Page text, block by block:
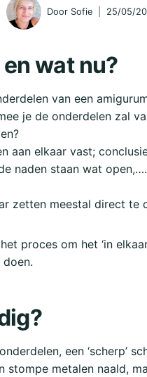
Door Sofie 25/05/
wat nu?
van een
je de onderdelen zal
aan elkaar vast;
naden staan wat open,….
zetten meestal direct te
proces om het ‘in
een ‘scherp’
stompe metalen naald,